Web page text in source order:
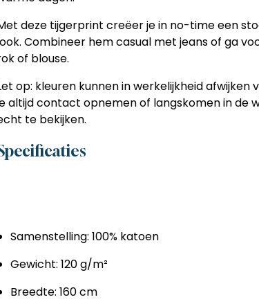
deze tijgerprint creëer je in no-time een
Combineer hem casual met jeans of ga
of blouse.
op: kleuren kunnen in werkelijkheid afwijken
altijd contact opnemen of langskomen in de
te bekijken.
Samenstelling: 100% katoen
Gewicht: 120 g/m²
Breedte: 160 cm